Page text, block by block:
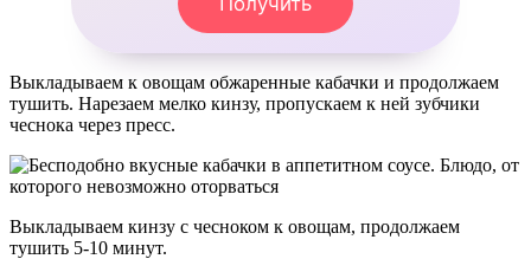
Выкладываем к овощам обжаренные кабачки и продолжаем
тушить. Нарезаем мелко кинзу, пропускаем к ней зубчики
чеснока через пресс.
Выкладываем кинзу с чесноком к овощам, продолжаем
тушить 5-10 минут.